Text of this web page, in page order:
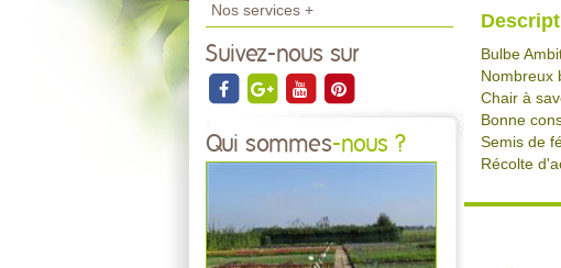
Nos services +
Suivez-nous sur
Qui sommes-nous ?
Bulbe
Nombreux
Chair à
Bonne
Semis de
Récolte